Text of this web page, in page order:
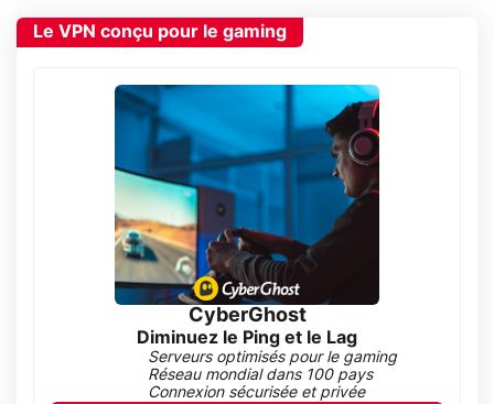
Le VPN conçu pour le gaming
CyberGhost
Diminuez le Ping et le Lag
Serveurs optimisés pour le gaming
Réseau mondial dans 100 pays
Connexion sécurisée et privée